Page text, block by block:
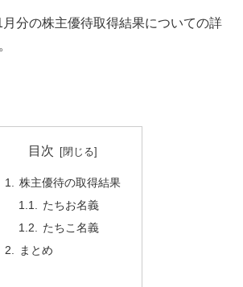
分の株主優待取得結果についての詳
目次
株主優待の取得結果
たちお名義
たちこ名義
まとめ